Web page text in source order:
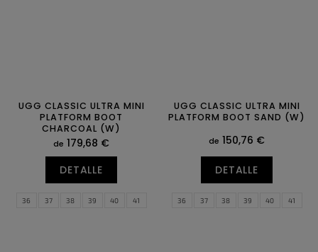
UGG CLASSIC ULTRA MINI
PLATFORM BOOT
CHARCOAL (W)
de 179,68 €
DETALLE
36 37 38 39 40
41
UGG CLASSIC ULTRA MINI
PLATFORM BOOT SAND (W)
de 150,76 €
DETALLE
36 37 38 39 40
41